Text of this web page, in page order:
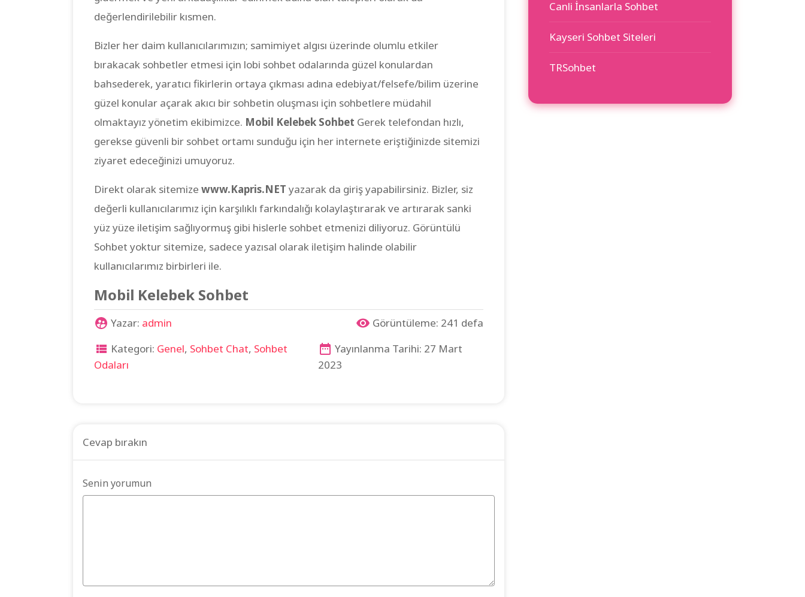
değerlendirilebilir kısmen.
Bizler her daim kullanıcılarımızın; samimiyet algısı üzerinde olumlu etkiler
bırakacak sohbetler etmesi için lobi sohbet odalarında güzel konulardan
bahsederek, yaratıcı fikirlerin ortaya çıkması adına edebiyat/felsefe/bilim üzerine
güzel konular açarak akıcı bir sohbetin oluşması için sohbetlere müdahil
olmaktayız yönetim ekibimizce. Mobil Kelebek Sohbet Gerek telefondan hızlı,
gerekse güvenli bir sohbet ortamı sunduğu için her internete eriştiğinizde sitemizi
ziyaret edeceğinizi umuyoruz.
Direkt olarak sitemize www.Kapris.NET yazarak da giriş yapabilirsiniz. Bizler, siz
değerli kullanıcılarımız için karşılıklı farkındalığı kolaylaştırarak ve artırarak sanki
yüz yüze iletişim sağlıyormuş gibi hislerle sohbet etmenizi diliyoruz. Görüntülü
Sohbet yoktur sitemize, sadece yazısal olarak iletişim halinde olabilir
kullanıcılarımız birbirleri ile.
Mobil Kelebek Sohbet
Yazar: admin
Görüntüleme: 241 defa
Kategori: Genel, Sohbet Chat, Sohbet
Odaları
Yayınlanma Tarihi: 27 Mart
2023
Cevap bırakın
Senin yorumun
Canli İnsanlarla Sohbet
Kayseri Sohbet Siteleri
TRSohbet